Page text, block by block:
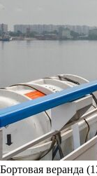
Бортовая веранда